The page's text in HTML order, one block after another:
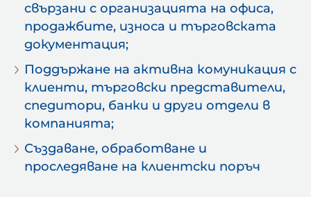
свързани с организацията на офиса,
продажбите, износа и търговската
документация;
Поддържане на активна комуникация с
клиенти, търговски представители,
спедитори, банки и други отдели в
компанията;
Създаване, обработване и
проследяване на клиентски поръч